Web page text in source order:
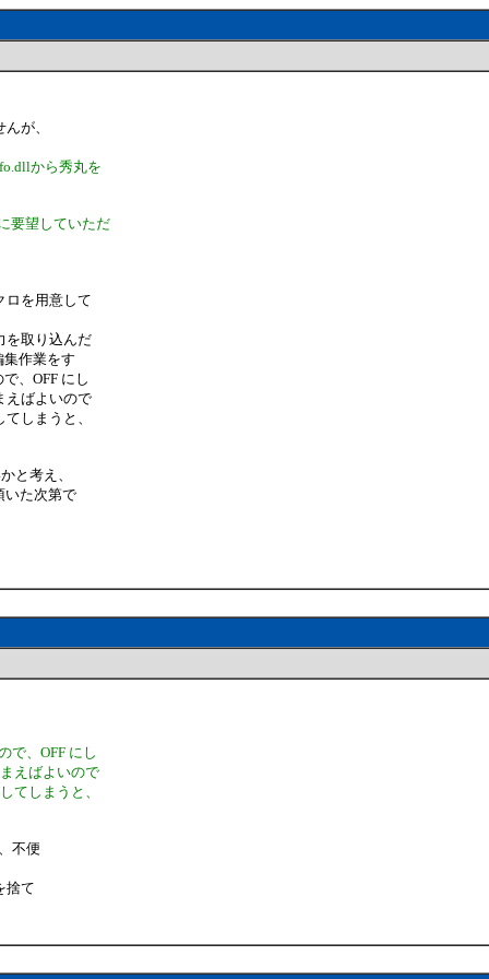
が、
から秀丸を
要望していただ
ロを用意して
を取り込んだ
作業をす
、OFF にし
えばよいので
しまうと、
と考え、
いた次第で
で、OFF にし
えばよいので
てしまうと、
不便
捨て